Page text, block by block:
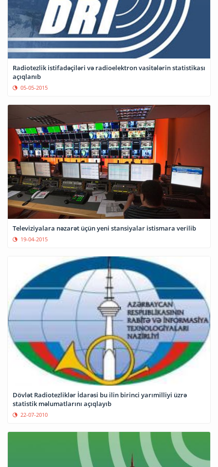
Radiotezlik istifadəçiləri və radioelektron vasitələrin statistikası
açıqlanıb
05-05-2015
Televiziyalara nəzarət üçün yeni stansiyalar istismara verilib
19-04-2015
Dövlət Radiotezliklər İdarəsi bu ilin birinci yarımilliyi üzrə
statistik məlumatlarını açıqlayıb
22-07-2010